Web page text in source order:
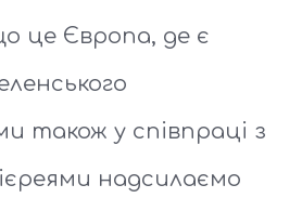
це Європа, де є
також у співпраці з
надсилаємо